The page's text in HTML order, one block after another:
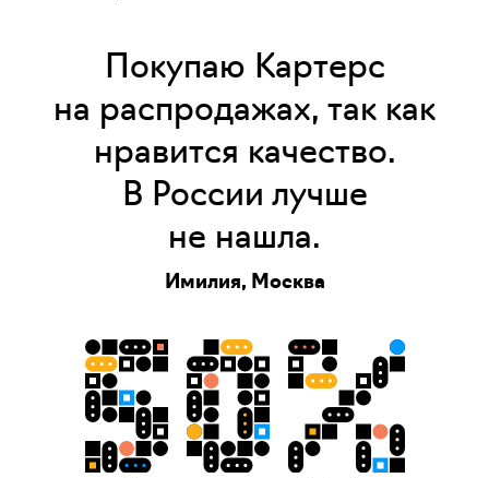
Покупаю Картерс
на распродажах, так как
нравится качество.
В России лучше
не нашла.
Имилия, Москва